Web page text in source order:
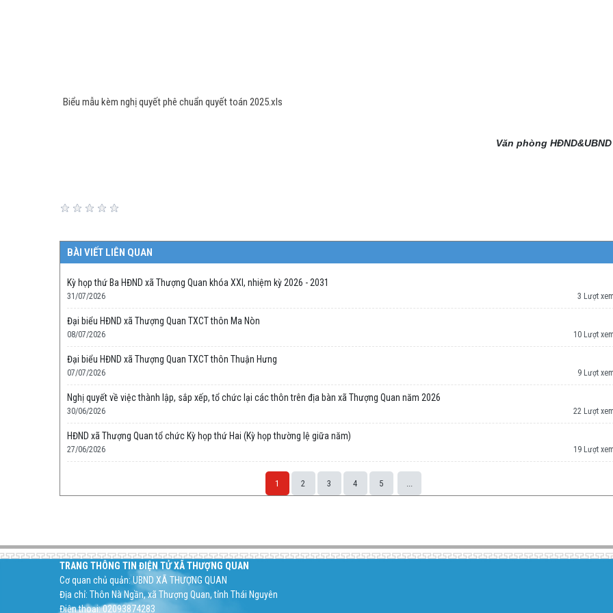
Biểu mẫu kèm nghị quyết phê chuẩn quyết toán 2025.xls
Văn phòng
BÀI VIẾT LIÊN QUAN
Kỳ họp thứ Ba HĐND xã Thượng Quan khóa XXI, nhiệm kỳ 2026 - 2031
31/07/2026 3 Lượt
Đại biểu HĐND xã Thượng Quan TXCT thôn Ma Nòn
08/07/2026 10 Lượt
Đại biểu HĐND xã Thượng Quan TXCT thôn Thuận Hưng
07/07/2026 9 Lượt
Nghị quyết về việc thành lập, sắp xếp, tổ chức lại các thôn trên địa bàn xã Thượng Quan năm 2026
30/06/2026 22 Lượt
HĐND xã Thượng Quan tổ chức Kỳ họp thứ Hai (Kỳ họp thường lệ giữa năm)
27/06/2026 19 Lượt
1 2 3 4 5 ...
TRANG THÔNG TIN ĐIỆN TỬ XÃ THƯỢNG QUAN
Cơ quan chủ quản: UBND XÃ THƯỢNG QUAN
Địa chỉ: Thôn Nà Ngần, xã Thượng Quan, tỉnh Thái Nguyên
Điện thoại: 02093874283